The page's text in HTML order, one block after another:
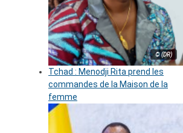
© (DR)
Tchad : Menodji Rita prend les
commandes de la Maison de la
femme